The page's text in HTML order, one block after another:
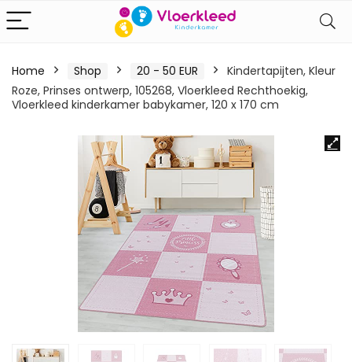
Home Shop 20 - 50 EUR
Kindertapijten, Kleur
Roze, Prinses ontwerp, 105268, Vloerkleed Rechthoekig,
Vloerkleed kinderkamer babykamer, 120 x 170 cm